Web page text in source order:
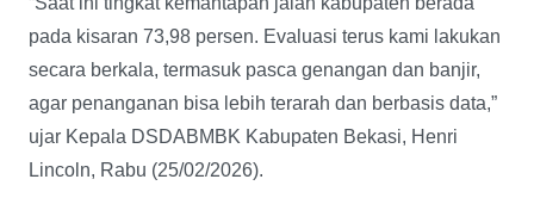
pada kisaran 73,98 persen. Evaluasi terus kami lakukan
secara berkala, termasuk pasca genangan dan banjir,
agar penanganan bisa lebih terarah dan berbasis data,”
ujar Kepala DSDABMBK Kabupaten Bekasi, Henri
Lincoln, Rabu (25/02/2026).